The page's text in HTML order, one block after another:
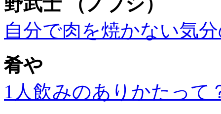
自分で肉を焼かない気
肴や
1人飲みのありかたって